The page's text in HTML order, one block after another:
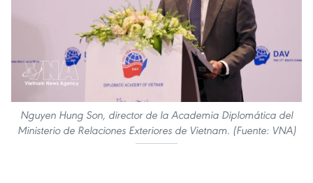
Nguyen Hung Son, director de la Academia Diplomática del
Ministerio de Relaciones Exteriores de Vietnam. (Fuente: VNA)